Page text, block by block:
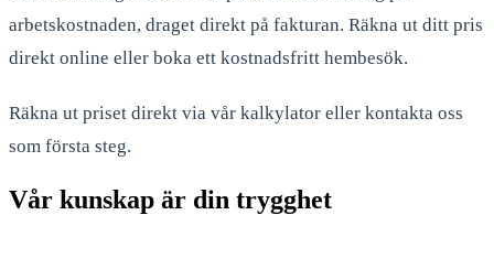
arbetskostnaden, draget direkt på fakturan. Räkna ut ditt pris
direkt online eller boka ett kostnadsfritt hembesök.
Räkna ut priset direkt via vår kalkylator eller kontakta oss
som första steg.
Vår kunskap är din trygghet